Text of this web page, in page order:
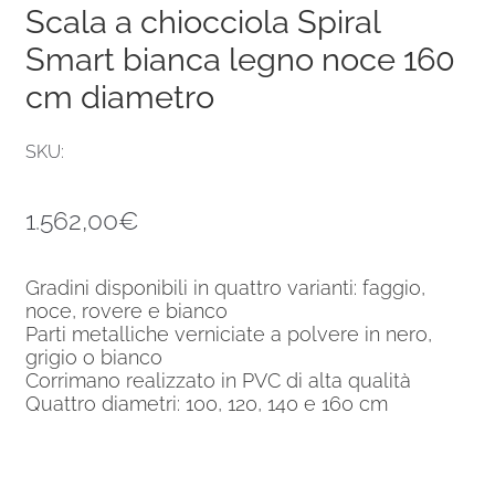
Scala a chiocciola Spiral
Smart bianca legno noce 160
cm diametro
SKU:
1.562,00€
Gradini disponibili in quattro varianti: faggio,
noce, rovere e bianco
Parti metalliche verniciate a polvere in nero,
grigio o bianco
Corrimano realizzato in PVC di alta qualità
Quattro diametri: 100, 120, 140 e 160 cm